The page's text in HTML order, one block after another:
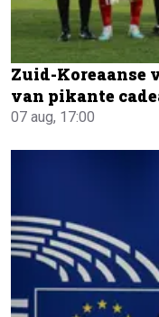
Zuid-Koreaanse
van pikante
07 aug, 17:00